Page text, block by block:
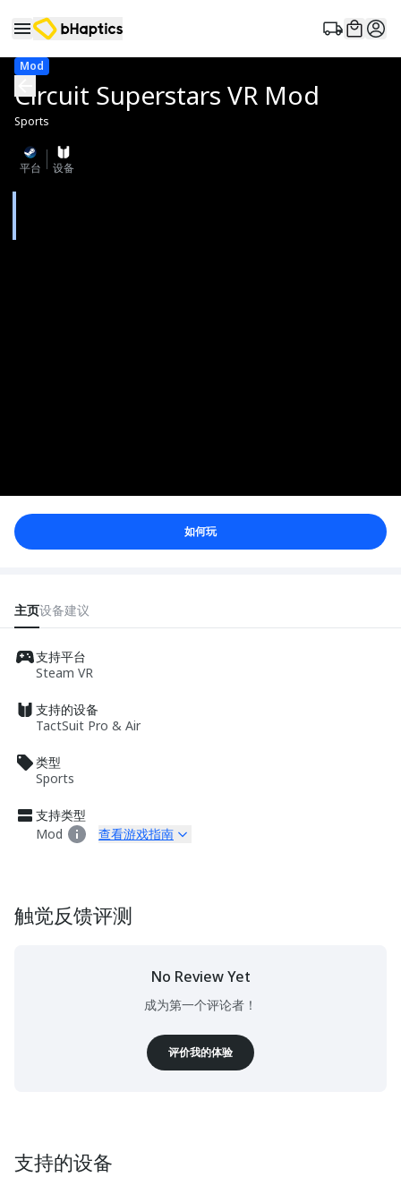
Mod
Circuit Superstars VR Mod
Sports
平台 设备
如何玩
主页设备建议
支持平台
Steam VR
支持的设备
TactSuit Pro & Air
类型
Sports
支持类型
Mod
查看游戏指南
触觉反馈评测
No Review Yet
成为第一个评论者！
评价我的体验
支持的设备